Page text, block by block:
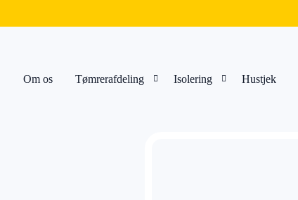
Om os Tømrerafdeling Isolering Hustjek